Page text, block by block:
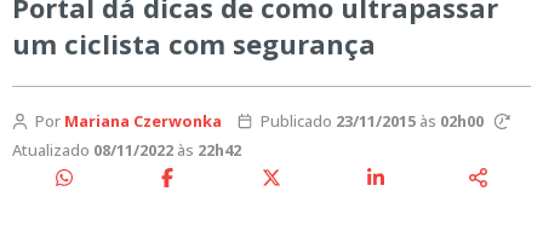
um ciclista com segurança
Por Mariana Czerwonka Publicado 23/11/2015às 02h00
Atualizado 08/11/2022 às 22h42